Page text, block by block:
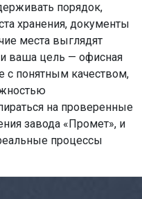
порядок,
хранения, документы
места выглядят
ваша цель — офисная
с понятным качеством,
на проверенные
завода «Промет», и
процессы